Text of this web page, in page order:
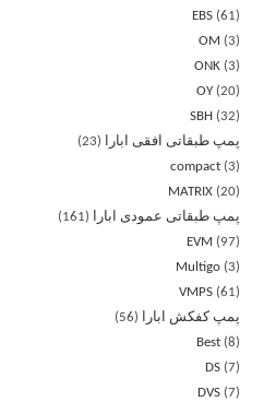
EBS 61
OM
3
ONK 3
OY 20
SBH
32
پمپ طبقاتی افقی ابارا
23
compact 3
MATRIX 20
پمپ طبقاتی عمودی ابارا
161
EVM
97
Multigo 3
VMPS 61
پمپ کفکش ابارا
56
Best 8
DS 7
DVS 7